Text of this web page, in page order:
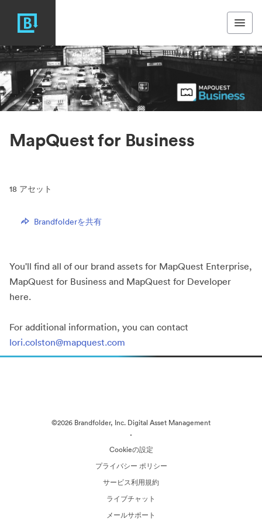
MapQuest for Business
18 アセット
Brandfolderを共有
You'll find all of our brand assets for MapQuest Enterprise,
MapQuest for Business and MapQuest for Developer
here.
For additional information, you can contact
lori.colston@mapquest.com
©2026 Brandfolder, Inc. Digital Asset Management
·
Cookieの設定
プライバシー ポリシー
サービス利用規約
ライブチャット
メールサポート